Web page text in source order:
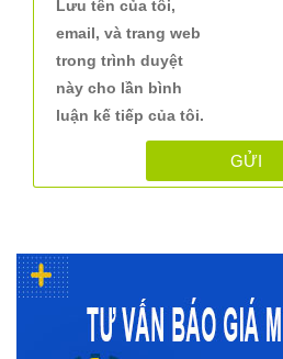
Lưu tên của tôi,
email, và trang web
trong trình duyệt
này cho lần bình
luận kế tiếp của tôi.